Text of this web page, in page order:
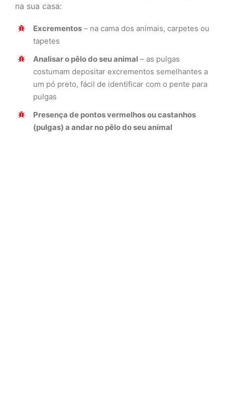
na sua casa:
Excrementos – na cama dos animais, carpetes ou
tapetes
Analisar o pêlo do seu animal – as pulgas
costumam depositar excrementos semelhantes a
um pó preto, fácil de identificar com o pente para
pulgas
Presença de pontos vermelhos ou castanhos
(pulgas) a andar no pêlo do seu animal